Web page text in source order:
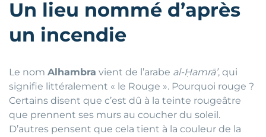
Un lieu nommé d’après
un incendie
Le nom Alhambra vient de l’arabe al-Ḥamrāʼ, qui
signifie littéralement « le Rouge ». Pourquoi rouge ?
Certains disent que c’est dû à la teinte rougeâtre
que prennent ses murs au coucher du soleil.
D’autres pensent que cela tient à la couleur de la